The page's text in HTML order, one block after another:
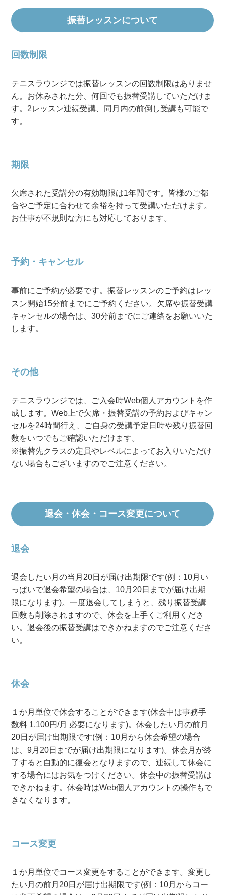
振替レッスンについて
回数制限
テニスラウンジでは振替レッスンの回数制限はありませ
ん。お休みされた分、何回でも振替受講していただけま
す。2レッスン連続受講、同月内の前倒し受講も可能で
す。
期限
欠席された受講分の有効期限は1年間です。皆様のご都
合やご予定に合わせて余裕を持って受講いただけます。
お仕事が不規則な方にも対応しております。
予約・キャンセル
事前にご予約が必要です。振替レッスンのご予約はレッ
スン開始15分前までにご予約ください。欠席や振替受講
キャンセルの場合は、30分前までにご連絡をお願いいた
します。
その他
テニスラウンジでは、ご入会時Web個人アカウントを作
成します。Web上で欠席・振替受講の予約およびキャン
セルを24時間行え、ご自身の受講予定日時や残り振替回
数をいつでもご確認いただけます。
※振替先クラスの定員やレベルによってお入りいただけ
ない場合もございますのでご注意ください。
退会・休会・コース変更について
退会
退会したい月の当月20日が届け出期限です(例：10月い
っぱいで退会希望の場合は、10月20日までが届け出期
限になります)。一度退会してしまうと、残り振替受講
回数も削除されますので、休会を上手くご利用くださ
い。退会後の振替受講はできかねますのでご注意くださ
い。
休会
１か月単位で休会することができます(休会中は事務手
数料 1,100円/月 必要になります)。休会したい月の前月
20日が届け出期限です(例：10月から休会希望の場合
は、9月20日までが届け出期限になります)。休会月が終
了すると自動的に復会となりますので、連続して休会に
する場合にはお気をつけください。休会中の振替受講は
できかねます。休会時はWeb個人アカウントの操作もで
きなくなります。
コース変更
１か月単位でコース変更をすることができます。変更し
たい月の前月20日が届け出期限です(例：10月からコー